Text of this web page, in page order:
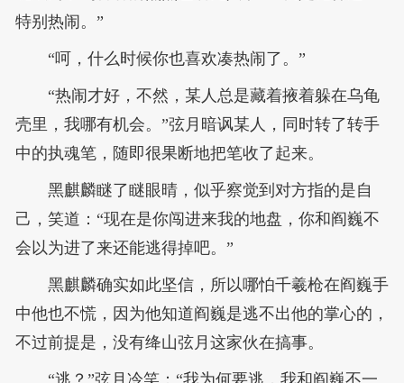
特别热闹。”
“呵，什么时候你也喜欢凑热闹了。”
“热闹才好，不然，某人总是藏着掖着躲在乌龟
壳里，我哪有机会。”弦月暗讽某人，同时转了转手
中的执魂笔，随即很果断地把笔收了起来。
黑麒麟瞇了瞇眼晴，似乎察觉到对方指的是自
己，笑道：“现在是你闯进来我的地盘，你和阎巍不
会以为进了来还能逃得掉吧。”
黑麒麟确实如此坚信，所以哪怕千羲枪在阎巍手
中他也不慌，因为他知道阎巍是逃不出他的掌心的，
不过前提是，没有绛山弦月这家伙在搞事。